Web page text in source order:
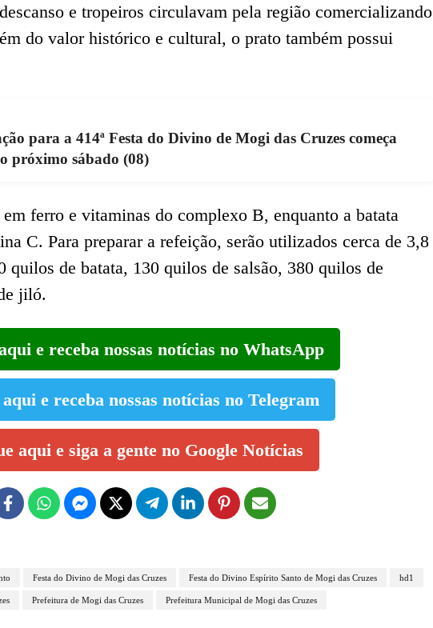
e tropeiros circulavam pela região comercializando
do valor histórico e cultural, o prato também possui
para a 414ª Festa do Divino de Mogi das Cruzes começa
próximo sábado (08)
ferro e vitaminas do complexo B, enquanto a batata
C. Para preparar a refeição, serão utilizados cerca de 3,8
quilos de batata, 130 quilos de salsão, 380 quilos de
jiló.
e receba nossas notícias no WhatsApp
e receba nossas notícias no Telegram
aqui e siga a gente no Google Notícias
Festa do Divino de Mogi das Cruzes Festa do Divino Espírito Santo de Mogi das Cruzes hd1
Prefeitura de Mogi das Cruzes Prefeitura Municipal de Mogi das Cruzes